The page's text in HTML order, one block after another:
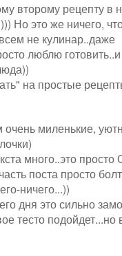
второму рецепту в
Но это же ничего,
не кулинар..даже
люблю
на простые
миленькие,
много..это просто
поста просто
ничего...))
дня это сильно
тесто подойдет...но